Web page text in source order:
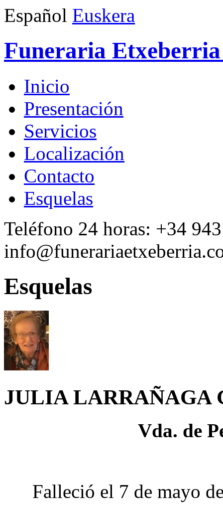
Español Euskera
Funeraria
Inicio
Presentación
Servicios
Localización
Contacto
Esquelas
Teléfono 24 horas: +34
Esquelas
JULIA LARRAÑAGA
Vda. de
Falleció el 7 de mayo